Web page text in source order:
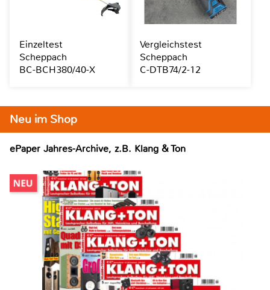
Neu im Shop
ePaper Jahres-Archive, z.B. Klang & Ton
Einzeltest
Scheppach
BC-BCH380/40-X
Vergleichstest
Scheppach
C-DTB74/2-12